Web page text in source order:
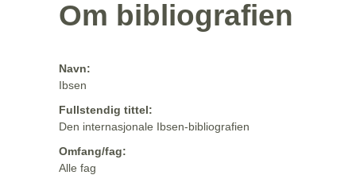
Om bibliografien
Navn:
Ibsen
Fullstendig tittel:
Den internasjonale Ibsen-bibliografien
Omfang/fag:
Alle fag